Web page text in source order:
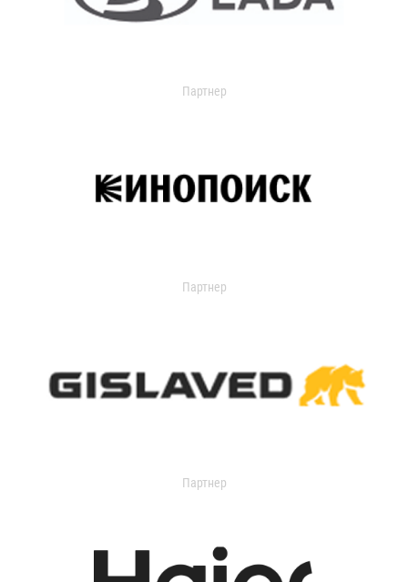
Партнер
Партнер
Партнер